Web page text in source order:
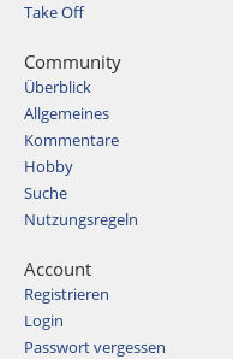
Take Off
Community
Überblick
Allgemeines
Kommentare
Hobby
Suche
Nutzungsregeln
Account
Registrieren
Login
Passwort vergessen